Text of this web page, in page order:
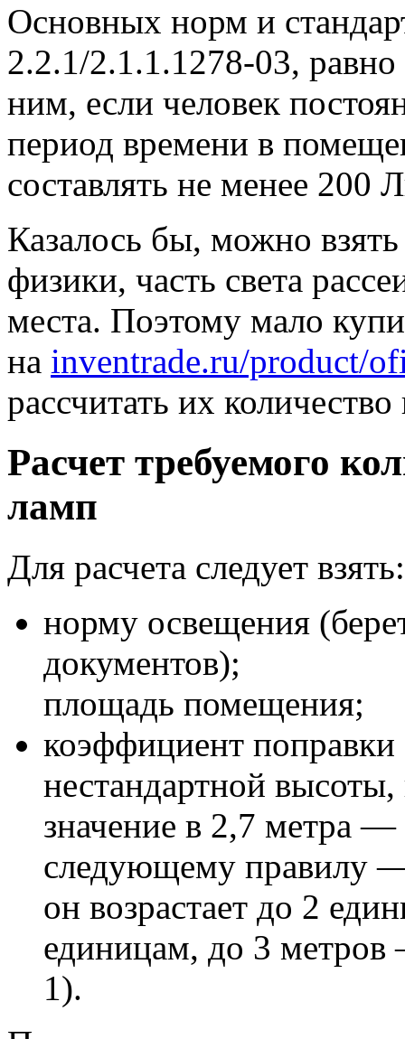
Основных норм и
2.2.1/2.1.1.1278-03,
ним, если человек
период времени в
составлять не менее 200
Казалось бы, можно
физики, часть света
места. Поэтому мало
на inventrade.ru/product/
рассчитать их
Расчет требуемого
ламп
Для расчета следует взять:
норму освещения
документов);
площадь помещения;
коэффициент
нестандартной
значение в 2,7 метра —
следующему правилу
он возрастает до 2
единицам, до 3
1).